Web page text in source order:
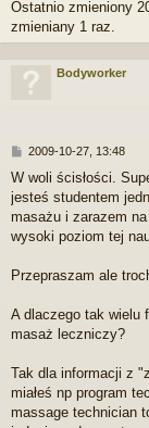
Ostatnio zmieniony
zmieniany 1 raz.
Bodyworker
P
s
t
2009-10-27, 13:48
W woli ścisłości.
jesteś studentem
masażu i zarazem
wysoki poziom tej
Przepraszam ale
A dlaczego tak wielu
masaż leczniczy?
Tak dla informacji z
miałeś np program
massage technician